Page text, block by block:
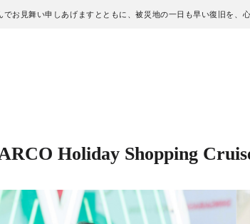
お見舞い申しあげますとともに、被災地の一日も早い復旧を、
Holiday Shopping